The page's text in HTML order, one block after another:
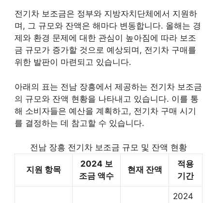
전기차 보조금은 정부와 지방자치단체에서 지원하
며, 그 규모와 잔액은 해마다 변동합니다. 올해는 경
제와 환경 문제에 대한 관심이 높아짐에 따라 보조
금 규모가 증가할 것으로 예상되며, 전기차 구매를
위한 발판이 마련되고 있습니다.
아래의 표는 전남 장흥에서 제공하는 전기차 보조금
의 규모와 잔액 현황을 나타내고 있습니다. 이를 통
해 소비자들은 예산을 계획하고, 전기차 구매 시기
를 결정하는 데 참고할 수 있습니다.
전남 장흥 전기차 보조금 규모 및 잔액 현황
지원 항목
2024 보
조금 액수
현재 잔액
적용
기간
2024